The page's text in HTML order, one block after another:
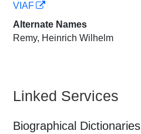
VIAF
Alternate Names
Remy, Heinrich Wilhelm
Linked Services
Biographical Dictionaries